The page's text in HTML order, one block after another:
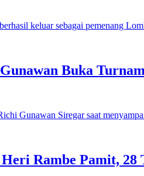
Buka
Heri Rambe Pamit,